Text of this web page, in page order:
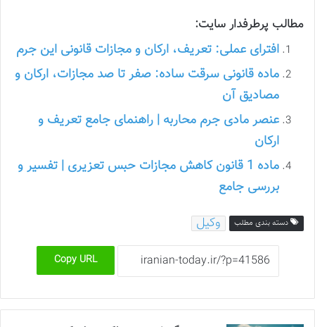
مطالب پرطرفدار سایت:
افترای عملی: تعریف، ارکان و مجازات قانونی این جرم
ماده قانونی سرقت ساده: صفر تا صد مجازات، ارکان و
مصادیق آن
عنصر مادی جرم محاربه | راهنمای جامع تعریف و
ارکان
ماده 1 قانون کاهش مجازات حبس تعزیری | تفسیر و
بررسی جامع
دسته بندی مطلب وکیل
Copy URL